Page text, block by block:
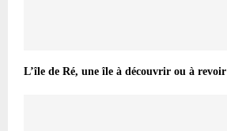
L’île de Ré, une île à découvrir ou à revoir